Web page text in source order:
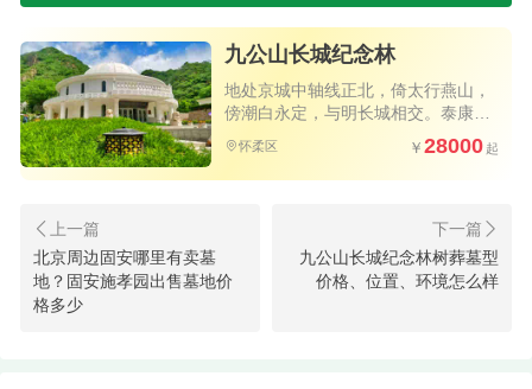
园区环境
九公山长城纪念林
地处京城中轴线正北，倚太行燕山，
傍潮白永定，与明长城相交。泰康旗
下力作，独具匠心的树葬艺术墓碑，
北京为数不多的优质陵园
怀柔区 28000
北京周边固安哪里有卖墓
地？固安施孝园出售墓地价
格多少
九公山长城纪念林树葬墓型
价格、位置、环境怎么样